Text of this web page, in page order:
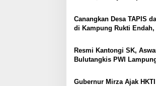
i
p
s
Canangkan Desa TAPIS
di Kampung Rukti
Resmi Kantongi SK,
Bulutangkis PWI
Gubernur Mirza Ajak